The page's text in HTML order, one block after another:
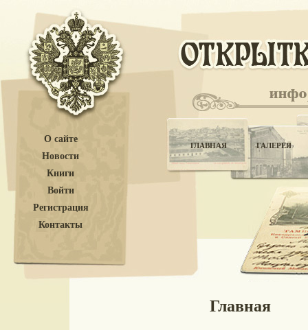
О сайте
Новости
Книги
Войти
Регистрация
Контакты
ГЛАВНАЯ ГАЛЕРЕЯ
Главная